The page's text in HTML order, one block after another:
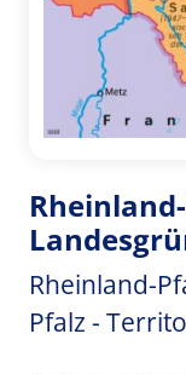
Rheinland-
Pfalz -